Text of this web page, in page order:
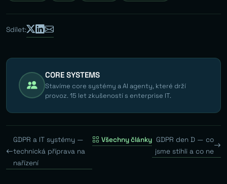
Sdílet:
CORE SYSTEMS
Stavíme core systémy a AI agenty, které drží
provoz. 15 let zkušeností s enterprise IT.
GDPR a IT systémy —
technická příprava na
nařízení
Všechny články GDPR den D — co
jsme stihli a co ne